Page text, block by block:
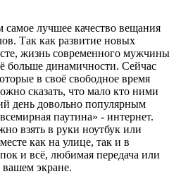
самое лучшее качество вещания
Так как развитие новых
жизнь современного мужчины
больше динамичности. Сейчас
в своё свободное время
сказать, что мало кто ними
день довольно популярным
паутина» - интернет.
взять в руки ноутбук или
как на улице, так и в
и всё, любимая передача или
экране.